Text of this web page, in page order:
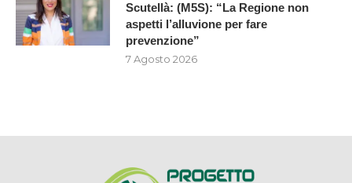
Scutellà: (M5S): “La Regione non
aspetti l’alluvione per fare
prevenzione”
7 Agosto 2026